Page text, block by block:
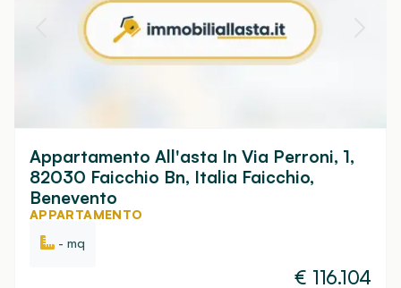
Appartamento All'asta In Via Perroni, 1,
82030 Faicchio Bn, Italia Faicchio,
Benevento
APPARTAMENTO
- mq
€ 116.104